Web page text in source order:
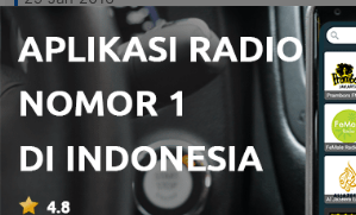
10 - 2016年1月22日放送分
22 Jan 2016
9 - 2016年1月15日放送分
15 Jan 2016
8 2016年1月8日放送分